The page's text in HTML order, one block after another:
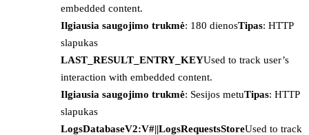
embedded content.
Ilgiausia saugojimo trukmė: 180 dienosTipas: HTTP
slapukas
LAST_RESULT_ENTRY_KEYUsed to track user’s
interaction with embedded content.
Ilgiausia saugojimo trukmė: Sesijos metuTipas: HTTP
slapukas
LogsDatabaseV2:V#||LogsRequestsStoreUsed to track